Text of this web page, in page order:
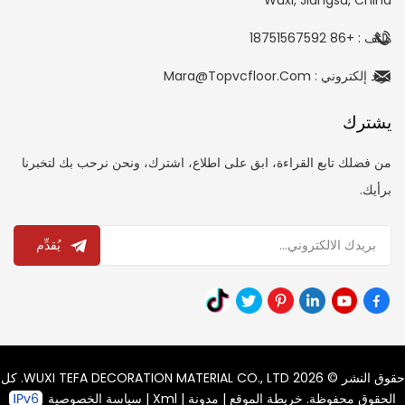
هاتف : +86 18751567592
بريد إلكتروني : Mara@topvcfloor.com
يشترك
من فضلك تابع القراءة، ابق على اطلاع، اشترك، ونحن نرحب بك لتخبرنا
برأيك.
يُقدِّم
حقوق النشر © 2026 WUXI TEFA DECORATION MATERIAL CO., LTD. كل
الحقوق محفوظة. خريطة الموقع | مدونة |
Xml
| سياسة الخصوصية